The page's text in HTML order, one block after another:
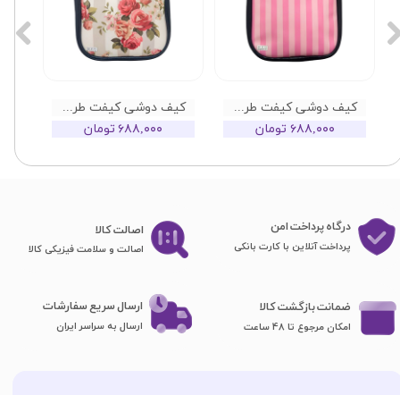
کیف دوشی کیفت طرح گل گلی کد 04
۶۸۸,۰۰۰ تومان
کیف دوشی کیفت طرح ویکتوریا سکرت صورتی
۶۸۸,۰۰۰ تومان
درگاه پرداخت امن
پرداخت آنلاین با کارت بانکی
اصا​​​​​​​لت کالا
اصالت و سلامت فیزیکی کالا
ضمانت بازگشت کالا
امکان مرجوع تا 48 ساعت
ارسال سریع سفارشات
ارسال به سراسر ایران